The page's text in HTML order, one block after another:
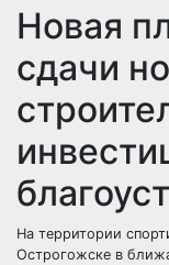
Новая
сдачи
На территории
Острогожске в